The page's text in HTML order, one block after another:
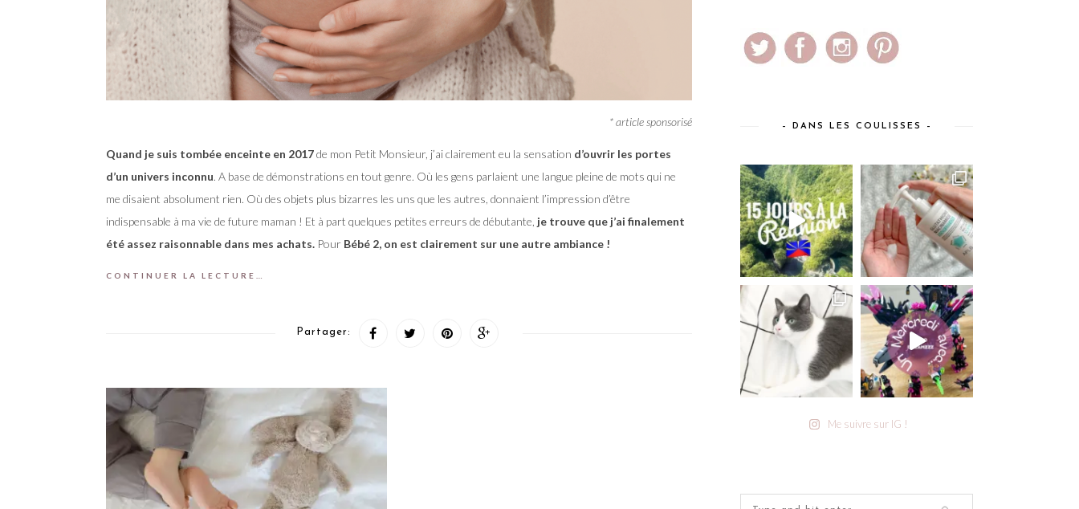
* article sponsorisé
Quand je suis tombée enceinte en 2017de mon Petit Monsieur, j’ai clairement eu la sensation d’ouvrir les portes
d’un univers inconnu. A base de démonstrations en tout genre. Où les gens parlaient une langue pleine de mots qui ne
me disaient absolument rien. Où des objets plus bizarres les uns que les autres, donnaient l’impression d’être
indispensable à ma vie de future maman ! Et à part quelques petites erreurs de débutante, je trouve que j’ai finalement
été assez raisonnable dans mes achats. Pour Bébé 2, on est clairement sur une autre ambiance !
CONTINUER LA LECTURE…
Partager:
– DANS LES COULISSES –
Me suivre sur IG !